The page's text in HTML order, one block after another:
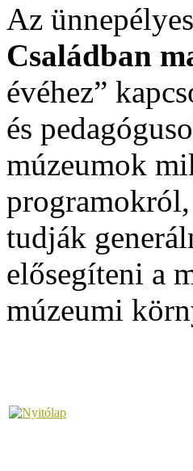
Az
Családban
évéhez”
és
múzeumok
tudják
elősegíteni a
múzeumi